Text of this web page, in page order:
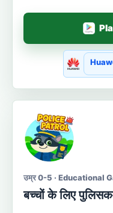
उम्र 0-5 · Educational
बच्चों के लिए